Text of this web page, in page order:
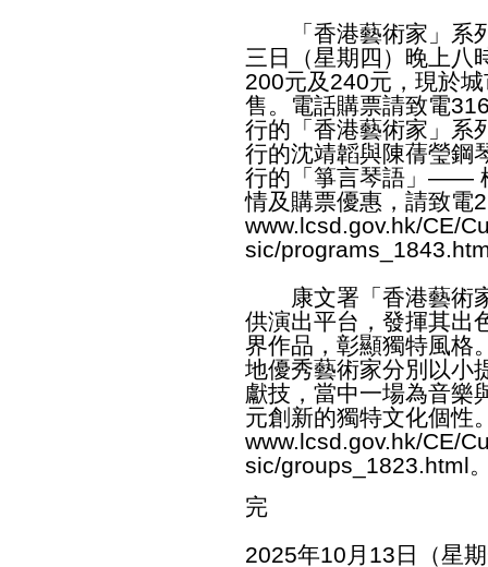
「香港藝術家」系列
三日（星期四）晚上八
200元及240元，現於
售。電話購票請致電
行的「香港藝術家」系
行的沈靖韜與陳蒨瑩鋼
行的「箏言琴語」——
情及購票優惠，請致電
www.lcsd.gov.hk/CE/
sic/
康文署「香港藝術家
供演出平台，發揮其出
界作品，彰顯獨特風格
地優秀藝術家分別以小
獻技，當中一場為音樂
元創新的獨特文化個性
www.lcsd.gov.hk/CE/
sic/groups_1823.html
完
2025年10月13日（星